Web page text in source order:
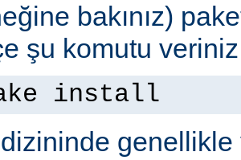
bakınız)
şu komutu
install
genellikle